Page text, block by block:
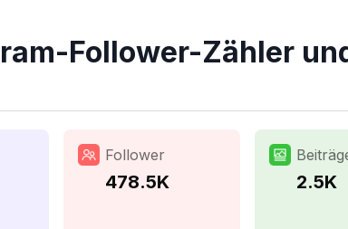
Follower-Zähler
Follower
478.5K 2.5K